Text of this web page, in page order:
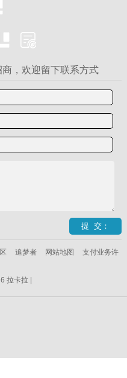
，欢迎留下联系方式
追梦者 网站地图
支付业务许
拉卡拉 |